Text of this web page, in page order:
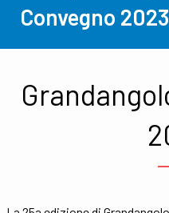
Convegno 2023